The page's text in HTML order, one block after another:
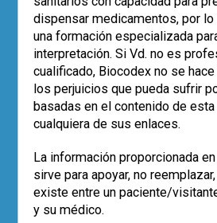
TE PUEDE INTERESAR
Empleo de la cepa
boulardiiCNCM I-745 en
de la diarrea asociada a
en pediatría (estudio
La evidencia científica del
infantil. Una reflexión
Analizar la microbiota
repercusión en la
¿Tiene algún sentido en
¿Qué opina sobre la
dispensar medicamentos, por
una formación especializada
interpretación. Si Vd. no es
cualificado, Biocodex no se
los perjuicios que pueda sufrir
basadas en el contenido de
cualquiera de sus enlaces.
La información proporcionada
sirve para apoyar, no
existe entre un paciente/
y su médico.